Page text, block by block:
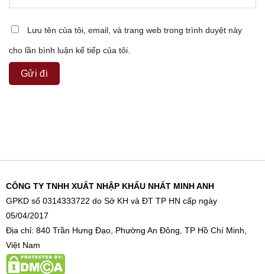
Lưu tên của tôi, email, và trang web trong trình duyệt này
cho lần bình luận kế tiếp của tôi.
CÔNG TY TNHH XUẤT NHẬP KHẨU NHẤT MINH ANH
GPKD số 0314333722 do Sở KH và ĐT TP HN cấp ngày
05/04/2017
Địa chỉ: 840 Trần Hưng Đạo, Phường An Đông, TP Hồ Chí Minh,
Việt Nam